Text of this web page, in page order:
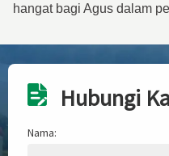
hangat bagi Agus dalam
Hubungi
Nama: